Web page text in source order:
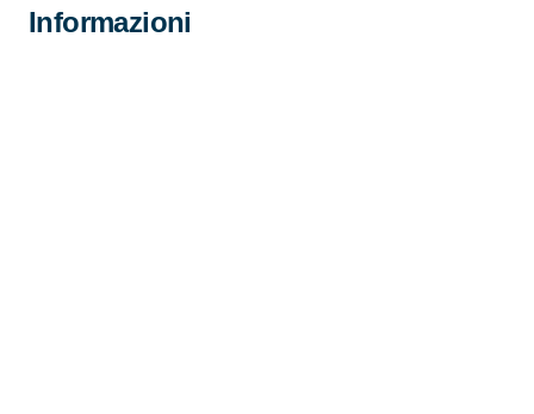
Informazioni